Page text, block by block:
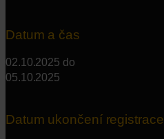
Datum a čas
02.10.2025 do
05.10.2025
Datum ukončení registrace